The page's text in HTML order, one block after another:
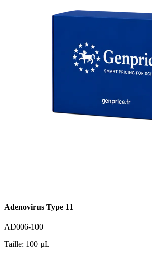
Adenovirus Type 11
AD006-100
Taille: 100 µL